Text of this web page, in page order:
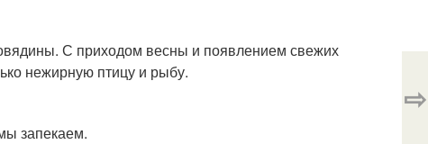
С приходом весны и появлением свежих
нежирную птицу и рыбу.
запекаем.
⇨